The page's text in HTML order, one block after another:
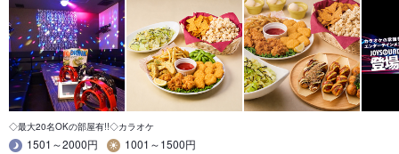
◇最大20名OKの部屋有!!◇カラオケ
1501～2000円
1001～1500円